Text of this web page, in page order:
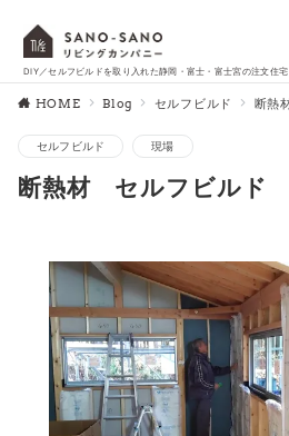
DIY／セルフビルドを取り入れた静岡・富士・富士宮の注文住宅
HOME Blog セルフビルド 断熱
セルフビルド 現場
断熱材 セルフビルド